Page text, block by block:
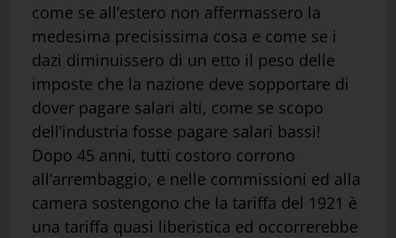
come se all’estero non affermassero la
medesima precisissima cosa e come se i
dazi diminuissero di un etto il peso delle
imposte che la nazione deve sopportare di
dover pagare salari alti, come se scopo
dell’industria fosse pagare salari bassi!
Dopo 45 anni, tutti costoro corrono
all’arrembaggio, e nelle commissioni ed alla
camera sostengono che la tariffa del 1921 è
una tariffa quasi liberistica ed occorrerebbe